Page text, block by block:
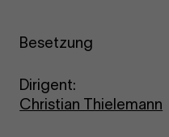
Besetzung
Dirigent:
Christian Thielemann